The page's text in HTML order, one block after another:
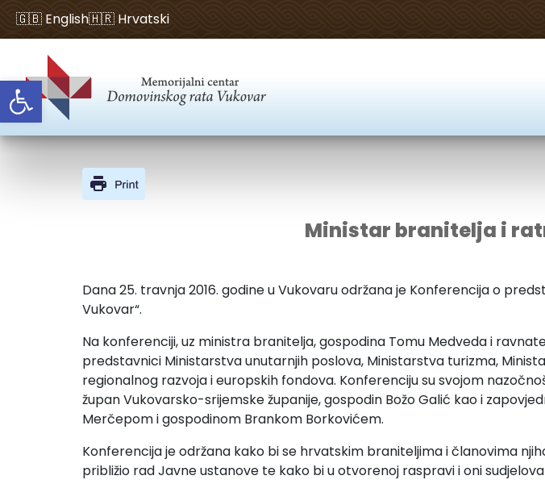
Open toolbar
🇬🇧 English🇭🇷 Hrvatski
Ministar branitelja i
Dana 25. travnja 2016. godine u Vukovaru održana je Konferencija o
Vukovar“.
Na konferenciji, uz ministra branitelja, gospodina Tomu Medveda i
predstavnici Ministarstva unutarnjih poslova, Ministarstva turizma,
regionalnog razvoja i europskih fondova. Konferenciju su svojom
župan Vukovarsko-srijemske županije, gospodin Božo Galić kao i
Merčepom i gospodinom Brankom Borkovićem.
Konferencija je održana kako bi se hrvatskim braniteljima i članovima
približio rad Javne ustanove te kako bi u otvorenoj raspravi i oni